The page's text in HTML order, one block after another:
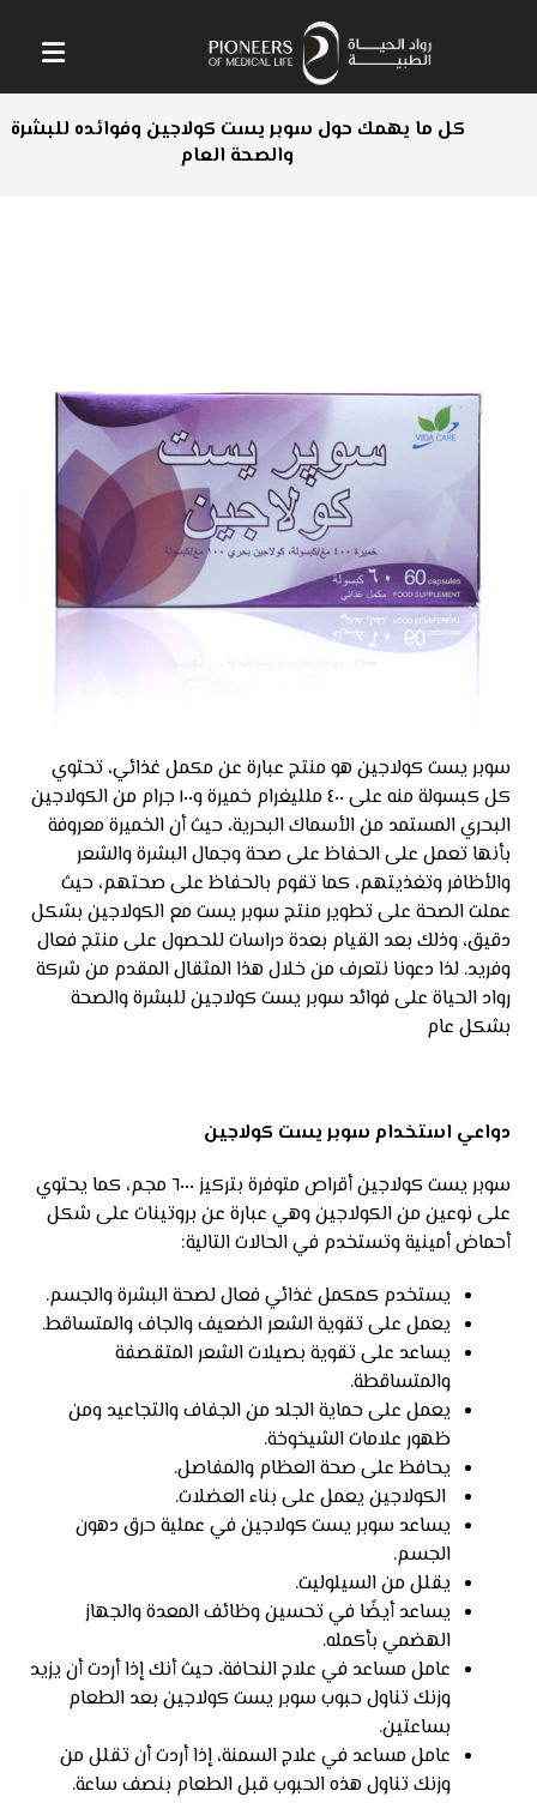
كل ما يهمك حول سوبر يست كولاجين وفوائده للبشرة
والصحة العام
سوبر يست كولاجين هو منتج عبارة عن مكمل غذائي، تحتوي
كل كبسولة منه على ٤٠٠ ملليغرام خميرة و١٠٠ جرام من الكولاجين
البحري المستمد من الأسماك البحرية، حيث أن الخميرة معروفة
بأنها تعمل على الحفاظ على صحة وجمال البشرة والشعر
والأظافر وتغذيتهم، كما تقوم بالحفاظ على صحتهم، حيث
عملت الصحة على تطوير منتج سوبر يست مع الكولاجين بشكل
دقيق، وذلك بعد القيام بعدة دراسات للحصول على منتج فعال
وفريد. لذا دعونا نتعرف من خلال هذا المثقال المقدم من شركة
رواد الحياة على فوائد سوبر يست كولاجين للبشرة والصحة
بشكل عام
دواعي استخدام سوبر يست كولاجين
سوبر يست كولاجين أقراص متوفرة بتركيز ٦٠٠٠ مجم، كما يحتوي
على نوعين من الكولاجين وهي عبارة عن بروتينات على شكل
أحماض أمينية وتستخدم في الحالات التالية:
يستخدم كمكمل غذائي فعال لصحة البشرة والجسم.
يعمل على تقوية الشعر الضعيف والجاف والمتساقط.
يساعد على تقوية بصيلات الشعر المتقصفة
والمتساقطة.
يعمل على حماية الجلد من الجفاف والتجاعيد ومن
ظهور علامات الشيخوخة.
يحافظ على صحة العظام والمفاصل.
الكولاجين يعمل على بناء العضلات.
يساعد سوبر يست كولاجين في عملية حرق دهون
الجسم.
يقلل من السيلوليت.
يساعد أيضًا في تحسين وظائف المعدة والجهاز
الهضمي بأكمله.
عامل مساعد في علاج النحافة، حيث أنك إذا أردت أن يزيد
وزنك تناول حبوب سوبر يست كولاجين بعد الطعام
بساعتين.
عامل مساعد في علاج السمنة، إذا أردت أن تقلل من
وزنك تناول هذه الحبوب قبل الطعام بنصف ساعة.